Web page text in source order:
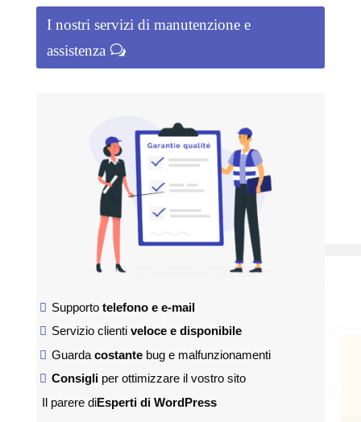
I nostri servizi di manutenzione e
assistenza
Supporto telefono e e-mail
Servizio clientiveloce e disponibile
Guardacostante bug e malfunzionamenti
Consigli per ottimizzare il vostro sito
Il parere diEsperti di WordPress